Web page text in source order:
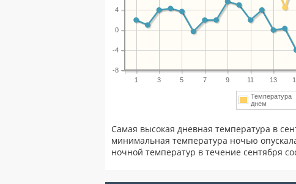
1 3 5 7 9 11 13
-8
-4
0
4
Температура
днем
Самая высокая дневная температура в
минимальная температура ночью
ночной температур в течение сентября